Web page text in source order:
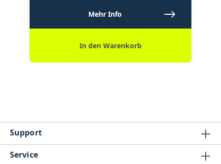
Mehr Info
In den Warenkorb
Support
Service